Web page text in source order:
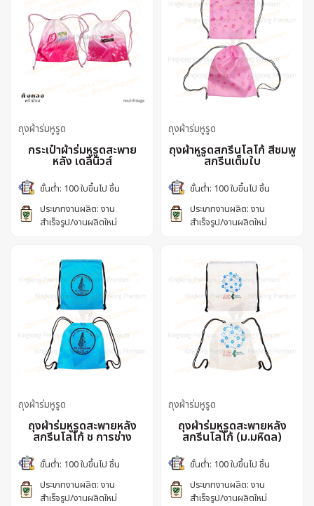
ถุงผ้าร่มหูรูด
กระเป๋าผ้าร่มหูรูดสะพาย
หลัง เดลินิวส์
ขั้นต่ำ: 100 ใบขึ้นไป ชิ้น
ประเภทงานผลิต: งาน
สำเร็จรูป/งานผลิตใหม่
ถุงผ้าร่มหูรูด
ถุงผ้าหูรูดสกรีนโลโก้ สีชมพู
สกรีนเต็มใบ
ขั้นต่ำ: 100 ใบขึ้นไป ชิ้น
ประเภทงานผลิต: งาน
สำเร็จรูป/งานผลิตใหม่
ถุงผ้าร่มหูรูด
ถุงผ้าร่มหูรูดสะพายหลัง
สกรีนโลโก้ ช การช่าง
ขั้นต่ำ: 100 ใบขึ้นไป ชิ้น
ประเภทงานผลิต: งาน
สำเร็จรูป/งานผลิตใหม่
ถุงผ้าร่มหูรูด
ถุงผ้าร่มหูรูดสะพายหลัง
สกรีนโลโก้ (ม.มหิดล)
ขั้นต่ำ: 100 ใบขึ้นไป ชิ้น
ประเภทงานผลิต: งาน
สำเร็จรูป/งานผลิตใหม่